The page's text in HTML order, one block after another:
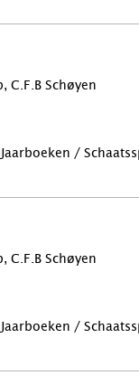
C.F.B Schøyen
/
C.F.B Schøyen
/